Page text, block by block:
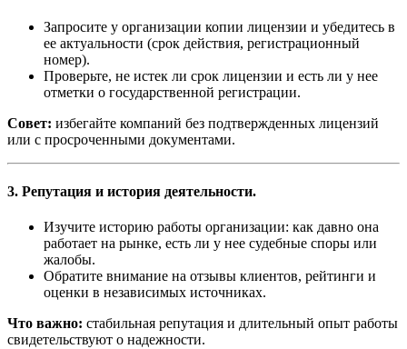
Запросите у организации копии лицензии и убедитесь в
ее актуальности (срок действия, регистрационный
номер).
Проверьте, не истек ли срок лицензии и есть ли у нее
отметки о государственной регистрации.
Совет: избегайте компаний без подтвержденных лицензий
или с просроченными документами.
3. Репутация и история деятельности.
Изучите историю работы организации: как давно она
работает на рынке, есть ли у нее судебные споры или
жалобы.
Обратите внимание на отзывы клиентов, рейтинги и
оценки в независимых источниках.
Что важно: стабильная репутация и длительный опыт работы
свидетельствуют о надежности.